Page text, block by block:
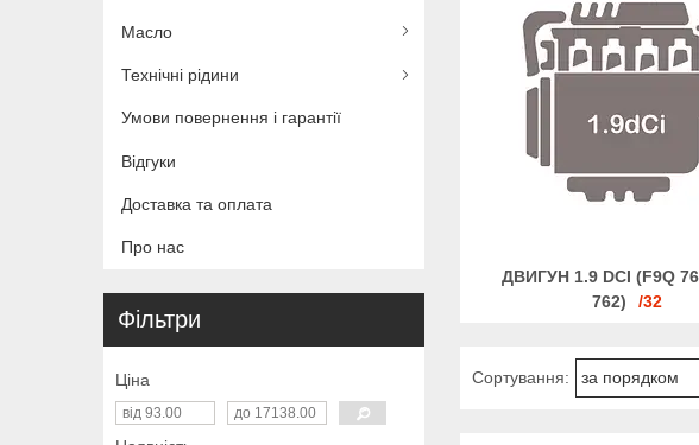
ДВИГУН 1.9 DCI (F9Q
762)
32
Масло
Технічні рідини
Умови повернення і гарантії
Відгуки
Доставка та оплата
Про нас
Фільтри
Ціна